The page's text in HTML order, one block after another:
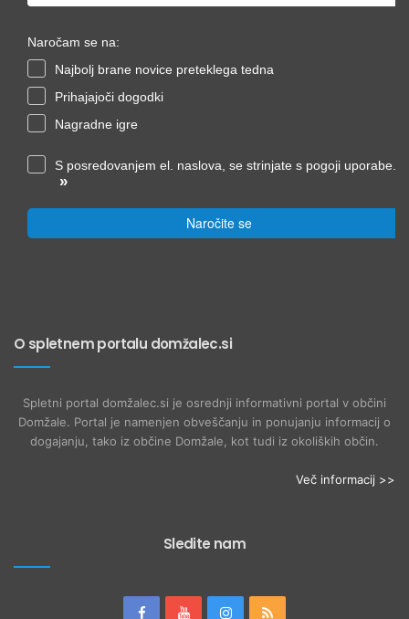
Naročam se na:
Najbolj brane novice preteklega tedna
Prihajajoči dogodki
Nagradne igre
S posredovanjem el. naslova, se strinjate s pogoji uporabe.
»
Naročite se
O spletnem portalu domžalec.si
Spletni portal domžalec.si je osrednji informativni portal v občini
Domžale. Portal je namenjen obveščanju in ponujanju informacij o
dogajanju, tako iz občine Domžale, kot tudi iz okoliških občin.
Več informacij >>
Sledite nam